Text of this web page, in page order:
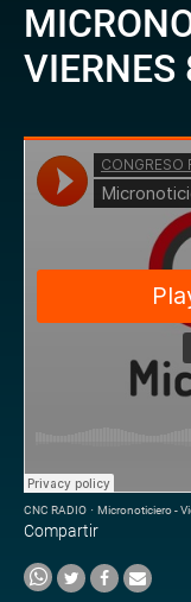
VIERNES
CNC RADIO · Micronoticiero -
Compartir